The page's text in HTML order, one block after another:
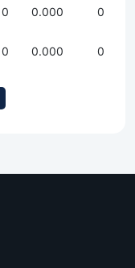
0 0.000 0
0 0.000 0